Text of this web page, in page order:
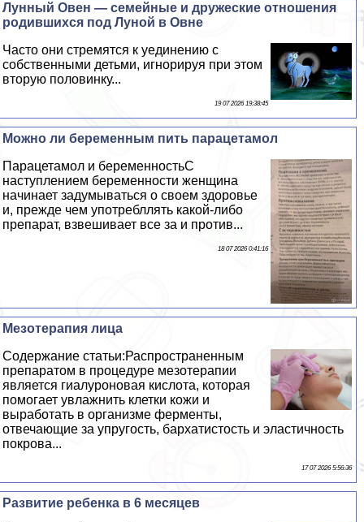
Лунный Овен — семейные и дружеские отношения
родившихся под Луной в Овне
Часто они стремятся к уединению с
собственными детьми, игнорируя при этом
вторую половинку...
19 07 2026 19:38:45
Можно ли беременным пить парацетамол
Парацетамол и беременностьС
наступлением беременности женщина
начинает задумываться о своем здоровье
и, прежде чем употрeбллять какой-либо
препарат, взвешивает все за и против...
18 07 2026 0:41:16
Мезотерапия лица
Содержание статьи:Распространенным
препаратом в процедуре мезотерапии
является гиалуроновая кислота, которая
помогает увлажнить клетки кожи и
выработать в организме ферменты,
отвечающие за упругость, бархатистость и эластичность
покрова...
17 07 2026 5:56:36
Развитие ребенка в 6 месяцев